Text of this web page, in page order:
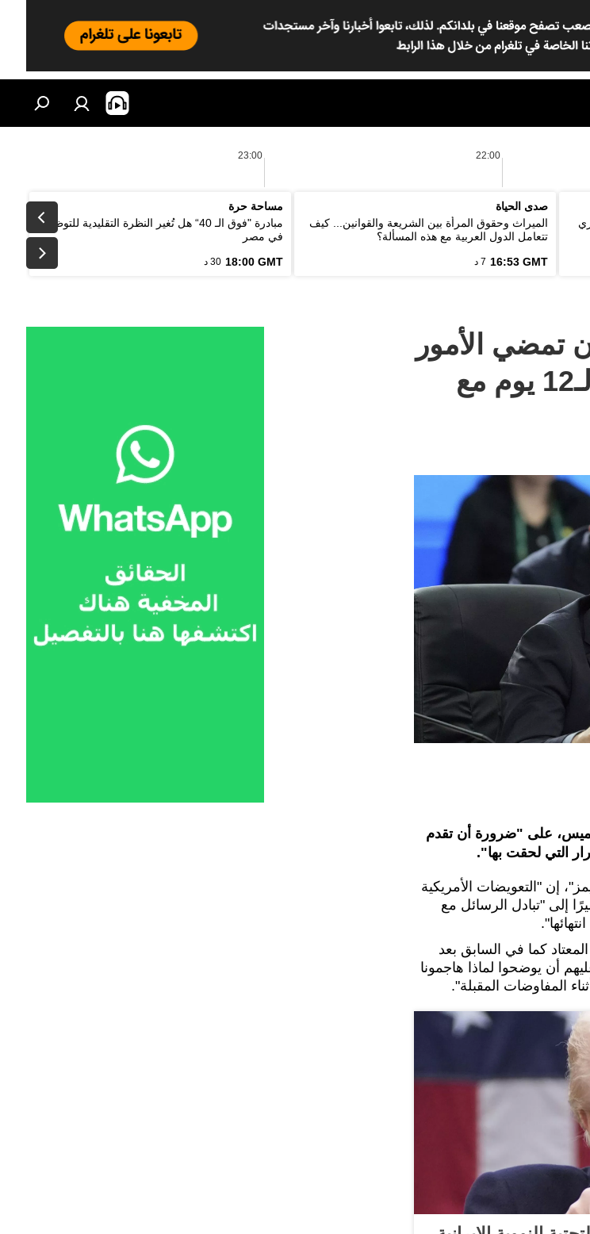
22:00
23:00
صدى الحياة
الميراث وحقوق المرأة بين الشريعة والقوانين... كيف
تتعامل الدول العربية مع هذه المسألة؟
16:53 GMT 7 د
مساحة حرة
مبادرة "فوق الـ 40“ هل تُغير النظرة التقليدية للتوظيف
في مصر
18:00 GMT 30 د
تمضي الأمور
كما كانت عليه قبل حرب الـ12 يوم مع
على "ضرورة أن تقدم
التي لحقت بها".
إن "التعويضات الأمريكية
إلى "تبادل الرسائل مع
كما في السابق بعد
متابعًا: "يجب عليهم أن يوضحوا لماذا هاجمونا
المفاوضات المقبلة".